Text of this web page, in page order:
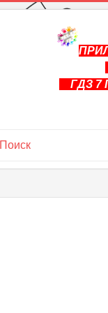
ГДЗ 7
Поиск